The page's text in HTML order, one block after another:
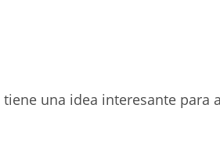
tiene una idea interesante para